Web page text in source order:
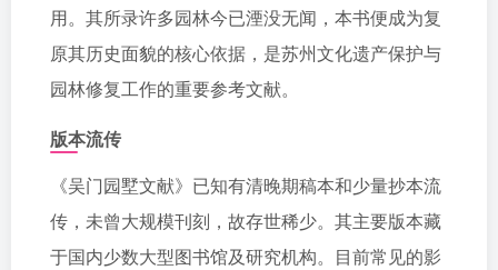
用。其所录许多园林今已湮没无闻，本书便成为复
原其历史面貌的核心依据，是苏州文化遗产保护与
园林修复工作的重要参考文献。
版本流传
《吴门园墅文献》已知有清晚期稿本和少量抄本流
传，未曾大规模刊刻，故存世稀少。其主要版本藏
于国内少数大型图书馆及研究机构。目前常见的影